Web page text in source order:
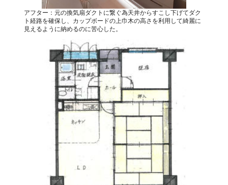
アフター：元の換気扇ダクトに繋ぐ為天井からすこし下げてダク
ト経路を確保し、カップボードの上巾木の高さを利用して綺麗に
見えるように納めるのに苦心した。